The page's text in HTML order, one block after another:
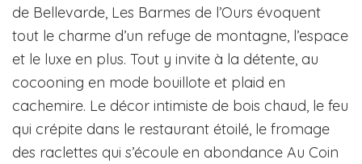
de Bellevarde, Les Barmes de l’Ours évoquent
tout le charme d’un refuge de montagne, l’espace
et le luxe en plus. Tout y invite à la détente, au
cocooning en mode bouillote et plaid en
cachemire. Le décor intimiste de bois chaud, le feu
qui crépite dans le restaurant étoilé, le fromage
des raclettes qui s’écoule en abondance Au Coin